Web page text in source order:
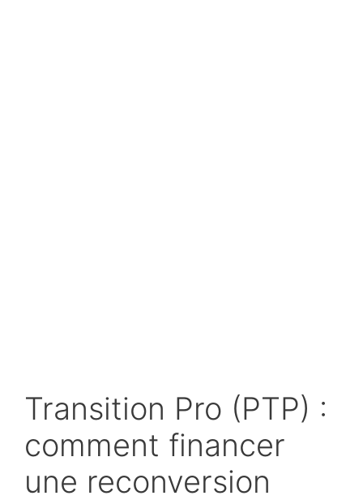
Transition Pro (PTP) :
comment financer
une reconversion